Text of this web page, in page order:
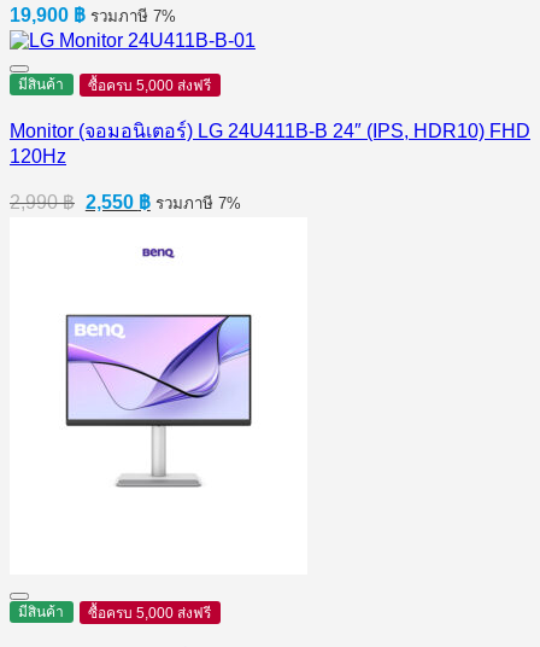
19,900 ฿ รวมภาษี 7%
มีสินค้า ซื้อครบ 5,000 ส่งฟรี
Monitor (จอมอนิเตอร์) LG 24U411B-B 24″ (IPS, HDR10) FHD
120Hz
2,990฿ Original
price
2,550 ฿Current
price
รวมภาษี 7%
มีสินค้า ซื้อครบ 5,000 ส่งฟรี